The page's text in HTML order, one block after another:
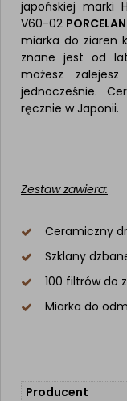
japońskiej marki
V60-02
miarka do ziaren
znane jest od
możesz
jednocześnie.
ręcznie w Japonii.
Zestaw zawiera:
Ceramiczny
Szklany
100 filtrów do
Miarka do
Producent